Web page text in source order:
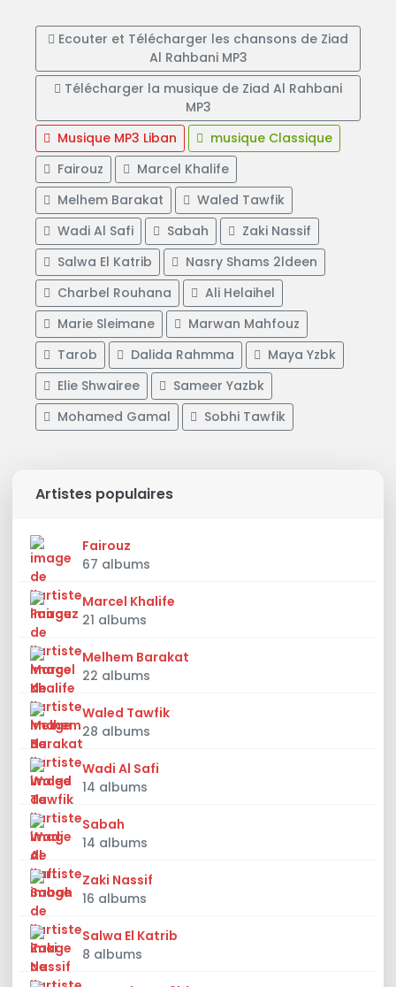
Ecouter et Télécharger les chansons de Ziad
Al Rahbani MP3
Télécharger la musique de Ziad Al Rahbani
MP3
Musique MP3 Liban
musique Classique
Fairouz
Marcel Khalife
Melhem Barakat
Waled Tawfik
Wadi Al Safi
Sabah
Zaki Nassif
Salwa El Katrib
Nasry Shams 2ldeen
Charbel Rouhana
Ali Helaihel
Marie Sleimane
Marwan Mahfouz
Tarob
Dalida Rahmma
Maya Yzbk
Elie Shwairee
Sameer Yazbk
Mohamed Gamal
Sobhi Tawfik
Artistes populaires
Fairouz
67 albums
Marcel Khalife
21 albums
Melhem Barakat
22 albums
Waled Tawfik
28 albums
Wadi Al Safi
14 albums
Sabah
14 albums
Zaki Nassif
16 albums
Salwa El Katrib
8 albums